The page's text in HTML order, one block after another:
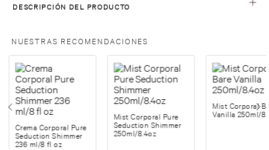
DESCRIPCIÓN DEL PRODUCTO
NUESTRAS RECOMENDACIONES
Crema Corporal Pure
Seduction Shimmer
236 ml/8 fl oz
Mist Corporal Pure
Seduction Shimmer
250ml/8.4oz
Mist Corporal
Vanilla 250ml/